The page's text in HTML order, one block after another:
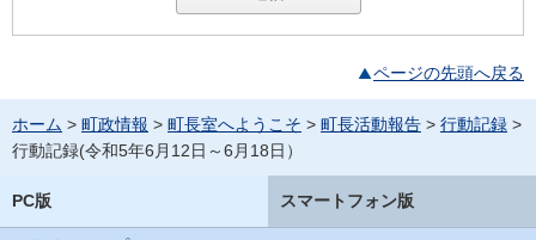
ページの先頭へ戻る
ホーム > 町政情報 > 町長室へようこそ > 町長活動報告 > 行動記録 >
行動記録(令和5年6月12日～6月18日）
PC版 スマートフォン版